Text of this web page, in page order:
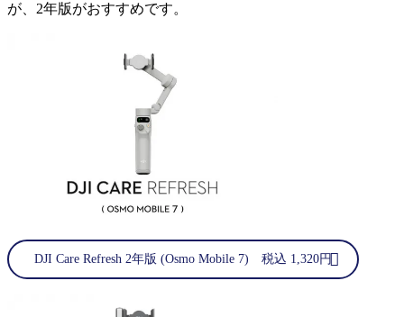
が、2年版がおすすめです。
DJI Care Refresh 2年版 (Osmo Mobile 7) 税込 1,320円